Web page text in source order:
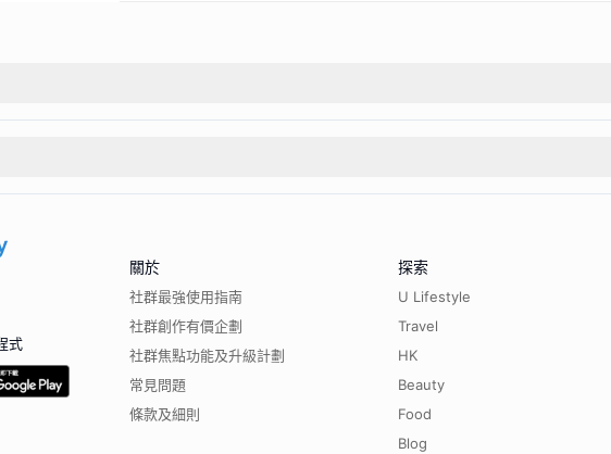
式
關於
社群最強使用指南
社群創作有價企劃
社群焦點功能及升級計劃
常見問題
條款及細則
探索
U Lifestyle
Travel
HK
Beauty
Food
Blog